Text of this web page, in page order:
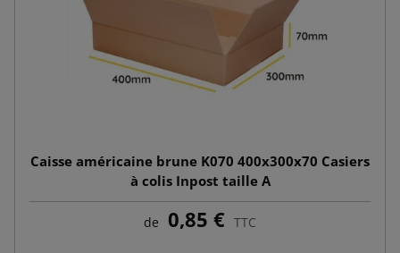
Caisse américaine brune K070 400x300x70 Casiers
à colis Inpost taille A
de 0,85 € TTC